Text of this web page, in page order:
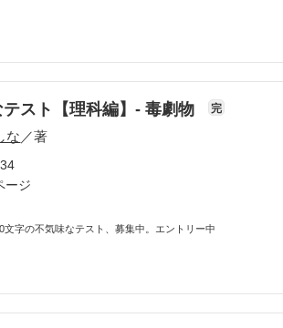
スト【理科編】- 毒劇物 完
な／著
ージ
文字の不気味なテスト、募集中。エントリー中